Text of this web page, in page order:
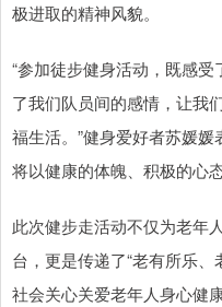
极进取的精神风貌。
“参加徒步健身活动，既感
了我们队员间的感情，让我
福生活。”健身爱好者苏媛
将以健康的体魄、积极的心
此次健步走活动不仅为老年
台，更是传递了“老有所乐
社会关心关爱老年人身心健